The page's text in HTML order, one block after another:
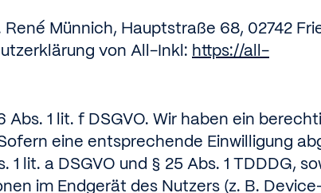
Münnich, Hauptstraße 68, 02742
von All-Inkl: https://all-
1 lit. f DSGVO. Wir haben ein
eine entsprechende Einwilligung
lit. a DSGVO und § 25 Abs. 1 TDDDG,
im Endgerät des Nutzers (z. B.